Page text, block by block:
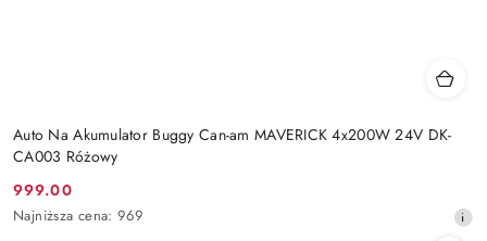
Auto Na Akumulator Buggy Can-am MAVERICK 4x200W 24V DK-
CA003 Różowy
Cena
promocyjna:
999.00
Najniższa
Najniższa cena: 969